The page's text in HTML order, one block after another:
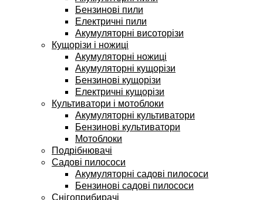
Бензинові пили
Електричні пили
Акумуляторні висоторізи
Кущорізи і ножиці
Акумуляторні ножиці
Акумуляторні кущорізи
Бензинові кущорізи
Електричні кущорізи
Культиватори і мотоблоки
Акумуляторні культиватори
Бензинові культиватори
Мотоблоки
Подрібнювачі
Садові пилососи
Акумуляторні садові пилососи
Бензинові садові пилососи
Снігоприбирачі